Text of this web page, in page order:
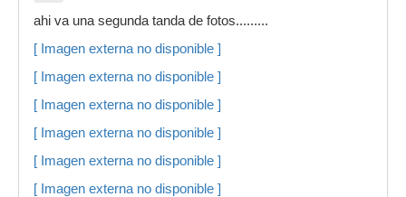
ahi va una segunda tanda de fotos.........
[ Imagen externa no disponible ]
[ Imagen externa no disponible ]
[ Imagen externa no disponible ]
[ Imagen externa no disponible ]
[ Imagen externa no disponible ]
[ Imagen externa no disponible ]